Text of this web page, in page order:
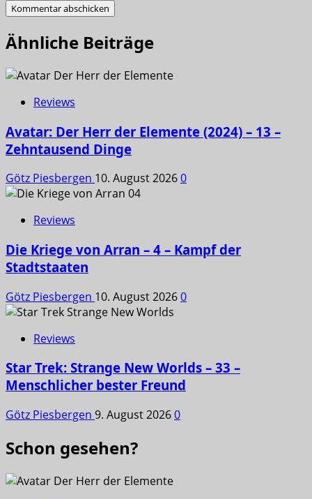
Ähnliche Beiträge
Reviews
Avatar: Der Herr der Elemente (2024) – 13 –
Zehntausend Dinge
Götz Piesbergen 10. August 20260
Reviews
Die Kriege von Arran – 4 – Kampf der
Stadtstaaten
Götz Piesbergen 10. August 20260
Reviews
Star Trek: Strange New Worlds – 33 –
Menschlicher bester Freund
Götz Piesbergen 9. August 20260
Schon gesehen?